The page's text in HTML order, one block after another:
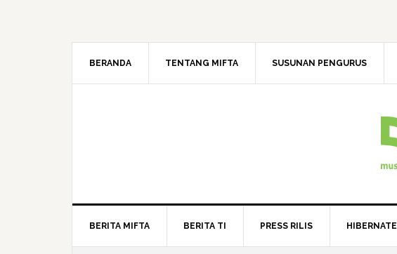
BERANDA TENTANG MIFTA SUSUNAN PENGURUS
BERITA MIFTA BERITA TI PRESS RILIS HIBERNATE